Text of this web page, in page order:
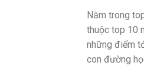
Nằm trong
thuộc top 10
những điểm
con đường